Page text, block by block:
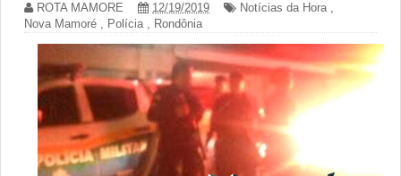
ROTA MAMORE 12/19/2019 Notícias da Hora,
Nova Mamoré , Polícia, Rondônia